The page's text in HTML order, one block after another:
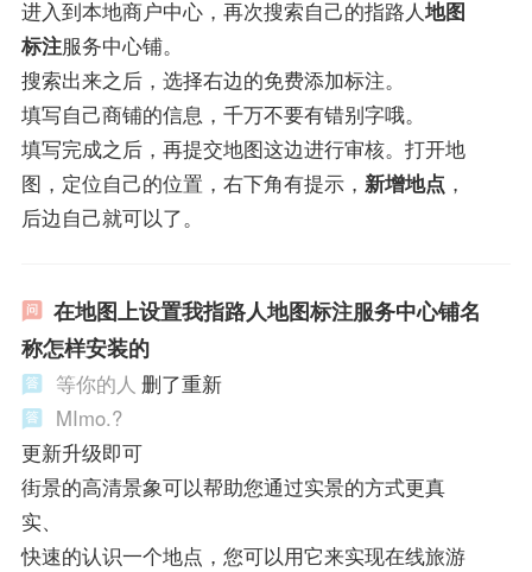
进入到本地商户中心，再次搜索自己的指路人地图
标注服务中心铺。
搜索出来之后，选择右边的免费添加标注。
填写自己商铺的信息，千万不要有错别字哦。
填写完成之后，再提交地图这边进行审核。打开地
图，定位自己的位置，右下角有提示， 新增地点 ，
后边自己就可以了。
在地图上设置我指路人地图标注服务中心铺名
称怎样安装的
等你的人 删了重新
MImo.?
更新升级即可
街景的高清景象可以帮助您通过实景的方式更真
实、
快速的认识一个地点，您可以用它来实现在线旅游